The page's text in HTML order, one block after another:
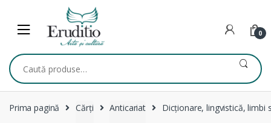
navigation
content
0
Caută
după:
Prima pagină Cărți Anticariat Dicționare, lingvistică, limbi